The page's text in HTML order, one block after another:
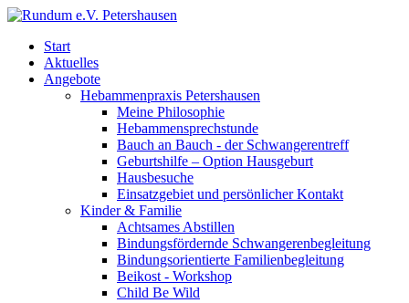
Start
Aktuelles
Angebote
Hebammenpraxis Petershausen
Meine Philosophie
Hebammensprechstunde
Bauch an Bauch - der Schwangerentreff
Geburtshilfe – Option Hausgeburt
Hausbesuche
Einsatzgebiet und persönlicher Kontakt
Kinder & Familie
Achtsames Abstillen
Bindungsfördernde Schwangerenbegleitung
Bindungsorientierte Familienbegleitung
Beikost - Workshop
Child Be Wild